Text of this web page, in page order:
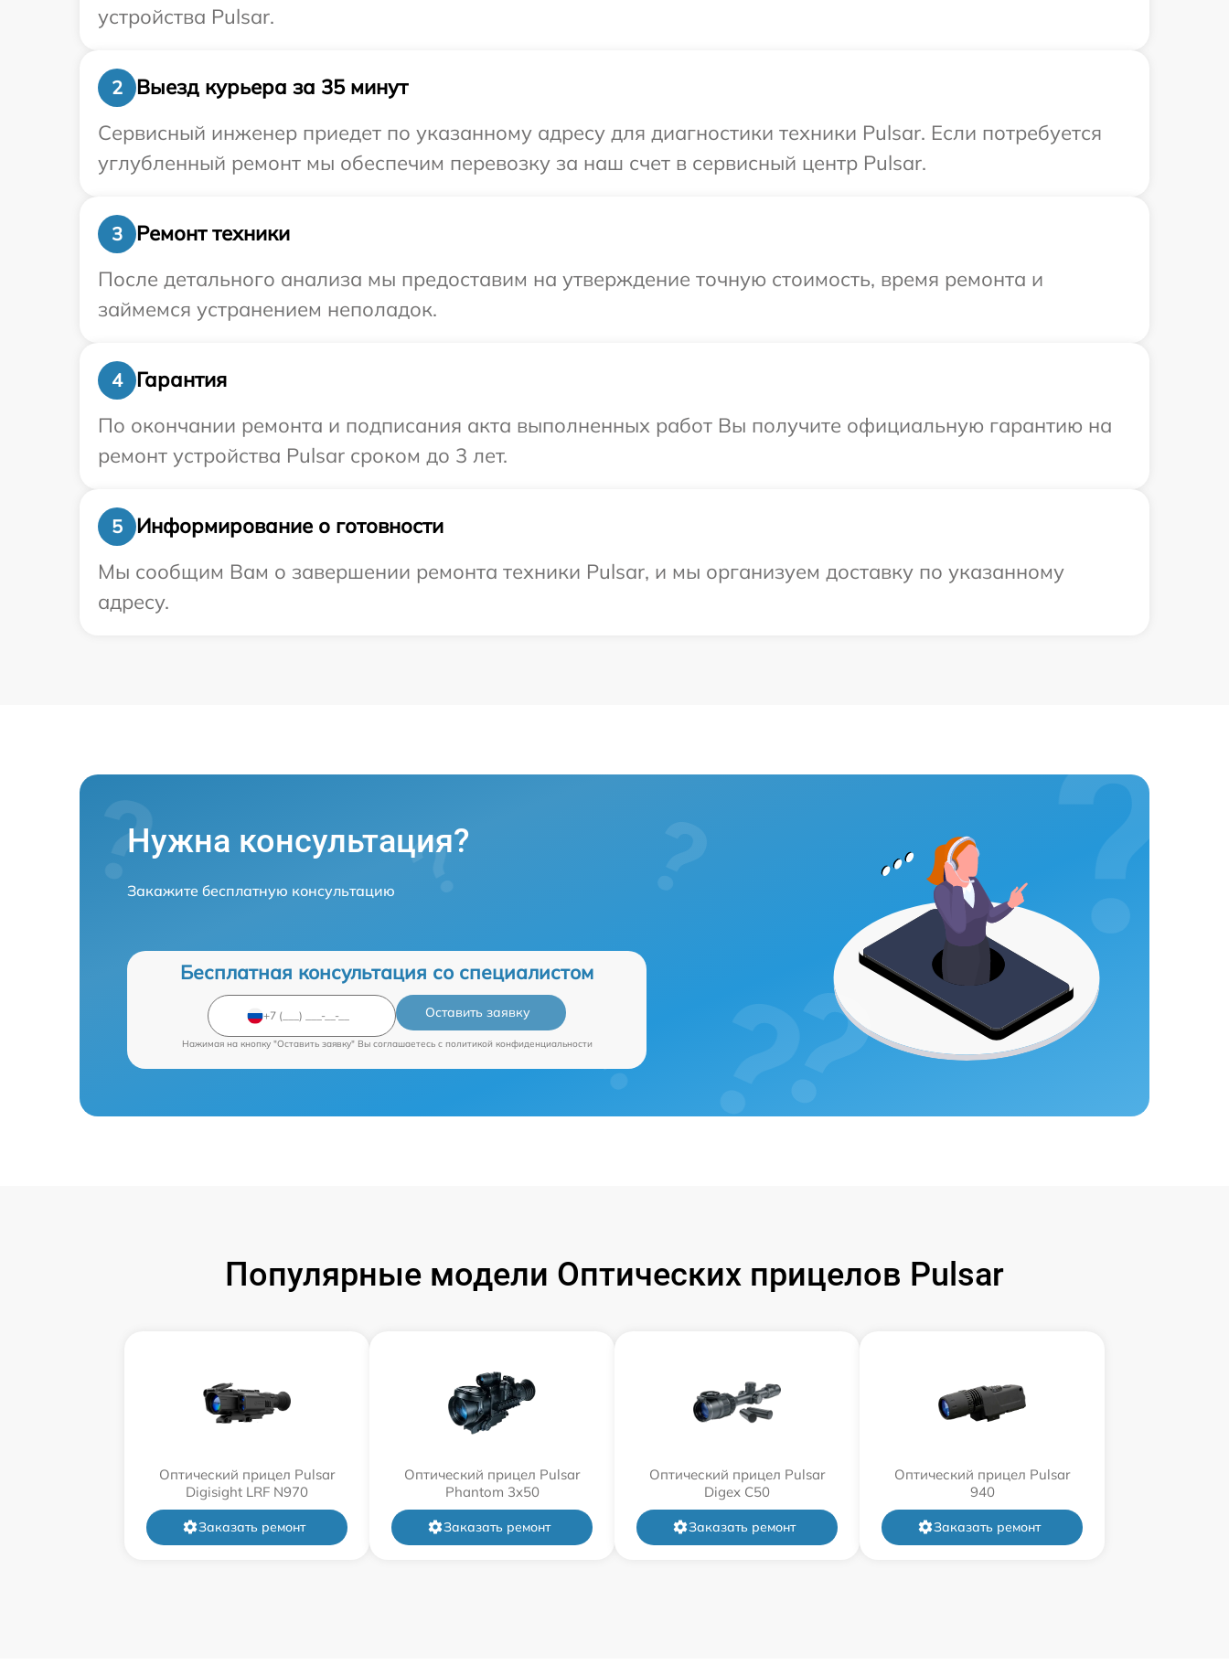
устройства Pulsar.
2
Выезд курьера за 35 минут
Сервисный инженер приедет по указанному адресу для диагностики техники Pulsar. Если потребуется
углубленный ремонт мы обеспечим перевозку за наш счет в сервисный центр Pulsar.
3
Ремонт техники
После детального анализа мы предоставим на утверждение точную стоимость, время ремонта и
займемся устранением неполадок.
4
Гарантия
По окончании ремонта и подписания акта выполненных работ Вы получите официальную гарантию на
ремонт устройства Pulsar сроком до 3 лет.
5
Информирование о готовности
Мы сообщим Вам о завершении ремонта техники Pulsar, и мы организуем доставку по указанному
адресу.
Нужна консультация?
Закажите бесплатную консультацию
Бесплатная консультация со специалистом
Оставить заявку
Нажимая на кнопку "Оставить заявку" Вы соглашаетесь c политикой конфиденциальности
Популярные модели Оптических прицелов Pulsar
Оптический прицел Pulsar
Digisight LRF N970
Заказать ремонт
Оптический прицел Pulsar
Phantom 3x50
Заказать ремонт
Оптический прицел Pulsar
Digex C50
Заказать ремонт
Оптический прицел Pulsar
940
Заказать ремонт